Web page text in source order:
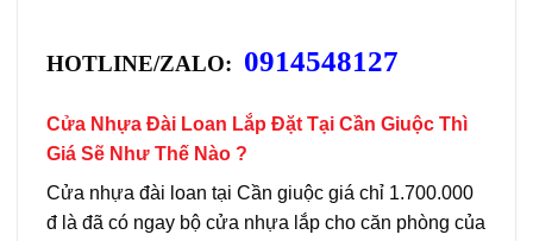
HOTLINE/ZALO: 0914548127
Cửa Nhựa Đài Loan Lắp Đặt Tại Cần Giuộc Thì
Giá Sẽ Như Thế Nào ?
Cửa nhựa đài loan tại Cần giuộc giá chỉ 1.700.000
đ là đã có ngay bộ cửa nhựa lắp cho căn phòng của